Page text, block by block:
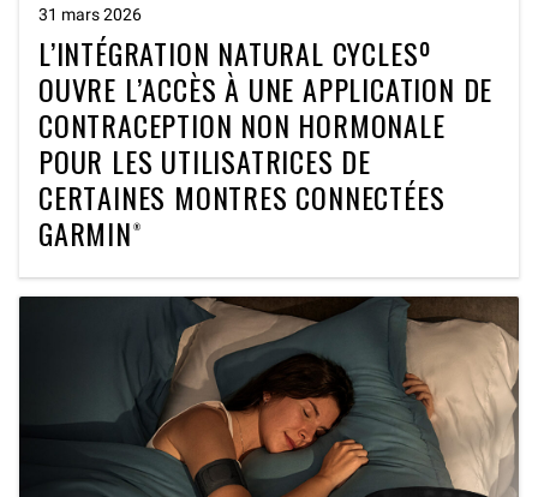
31 mars 2026
L’INTÉGRATION NATURAL CYCLESº
OUVRE L’ACCÈS À UNE APPLICATION DE
CONTRACEPTION NON HORMONALE
POUR LES UTILISATRICES DE
CERTAINES MONTRES CONNECTÉES
GARMIN®